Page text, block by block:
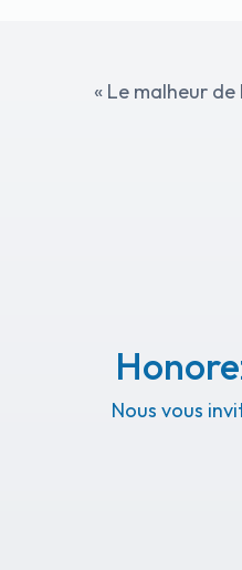
« Le malheur
Nous vous